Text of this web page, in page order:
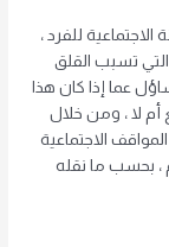
للفرد ،
تسبب القلق
عما إذا كان هذا
لا ، ومن خلال
الاجتماعية
، بحسب ما نقله